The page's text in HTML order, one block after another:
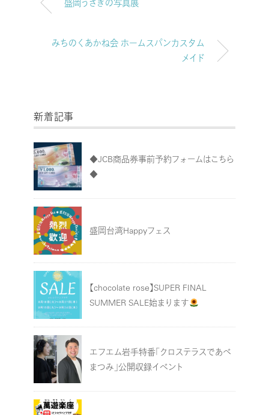
盛岡うさぎの写真展
みちのくあかね会 ホームスパンカスタム
メイド
新着記事
◆JCB商品券事前予約フォームはこちら
◆
盛岡台湾Happyフェス
【chocolate rose】SUPER FINAL
SUMMER SALE始まります
エフエム岩手特番「クロステラスであべ
まつみ」公開収録イベント